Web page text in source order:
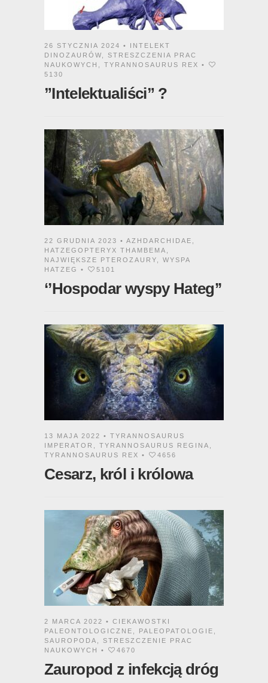
26 STYCZNIA 2024 • INTELEKT
DINOZAURÓW
STRESZCZENIA PRAC
NAUKOWYCH
TYRANNOSAURUS REX •
5130
”Intelektualiści” ?
22 GRUDNIA 2023 • AZHDARCHIDAE
HATZEGOPTERYX THAMBEMA
NAJWIĘKSZE PTEROZAURY
WYSPA
HATZEG
• 5101
‘’Hospodar wyspy Hateg’’
13 MAJA 2022 • TYRANNOSAURUS
IMPERATOR
TYRANNOSAURUS REGINA
TYRANNOSAURUS REX • 4656
Cesarz, król i królowa
2 MARCA 2022 • CIEKAWOSTKI
PALEONTOLOGICZNE
PALEOPATOLOGIE
SAUROPODA
STRESZCZENIE PRAC
NAUKOWYCH
• 4670
Zauropod z infekcją dróg